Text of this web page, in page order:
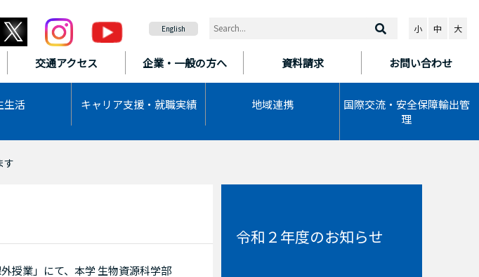
交通アクセス 企業・一般の方へ 資料請求 お問い合わせ
生活 キャリア支援・ 就職実績 地域連携
国際交流・安全保障輸出管
理
English 小 中 大
す
授業」にて、本学 生物資源科学部
令和２年度のお知らせ